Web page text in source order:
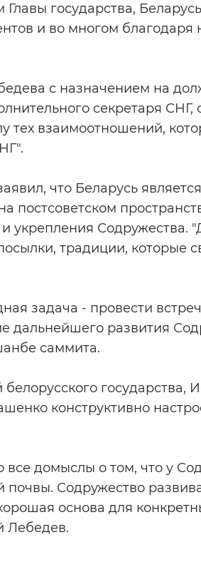
государства,
и во многом
с назначением на
секретаря СНГ,
тех взаимоотношений,
что Беларусь
постсоветском
укрепления Содружества.
традиции, которые
задача - провести
дальнейшего развития
саммита.
белорусского
конструктивно
все домыслы о том, что у
Содружество
основа для
Лебедев.